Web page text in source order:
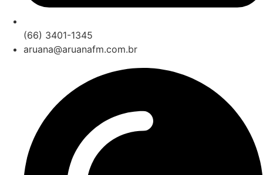
(66) 3401-1345
aruana@aruanafm.com.br